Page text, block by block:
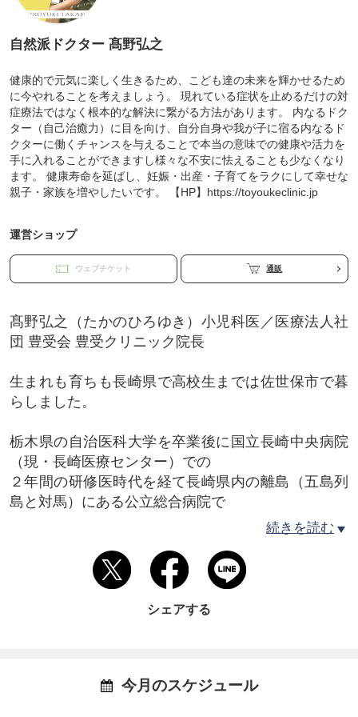
自然派ドクター 髙野弘之
健康的で元気に楽しく生きるため、こども達の未来を輝かせるため
に今やれることを考えましょう。 現れている症状を止めるだけの対
症療法ではなく根本的な解決に繋がる方法があります。 内なるドク
ター（自己治癒力）に目を向け、自分自身や我が子に宿る内なるド
クターに働くチャンスを与えることで本当の意味での健康や活力を
手に入れることができますし様々な不安に怯えることも少なくなり
ます。 健康寿命を延ばし、妊娠・出産・子育てをラクにして幸せな
親子・家族を増やしたいです。 【HP】https://toyoukeclinic.jp
運営ショップ
ウェブチケット 通販
髙野弘之（たかのひろゆき）小児科医／医療法人社
団 豊受会 豊受クリニック院長
生まれも育ちも長崎県で高校生までは佐世保市で暮
らしました。
栃木県の自治医科大学を卒業後に国立長崎中央病院
（現・長崎医療センター）での
２年間の研修医時代を経て長崎県内の離島（五島列
島と対馬）にある公立総合病院で
島での生活は自然と文化が豊かで健康的に暮らせそ
うな環境であるにもかかわらず
そこに住む人々の病気が決して少なくないことに疑
病院を受診した際に処方される過剰な薬や不必要な
続きを読む
シェアする
今月のスケジュール